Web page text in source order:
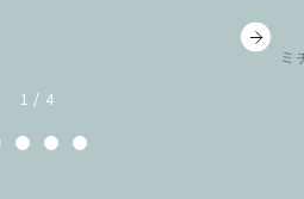
ミ
1 / 4